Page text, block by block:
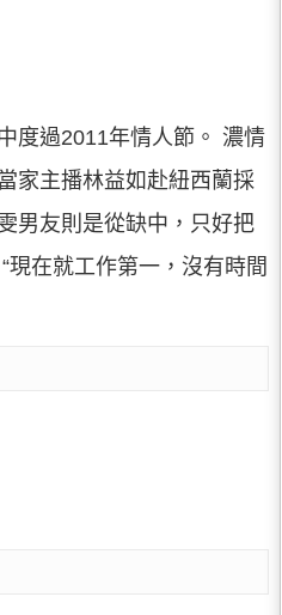
度過2011年情人節。 濃情
家主播林益如赴紐西蘭採
男友則是從缺中，只好把
現在就工作第一，沒有時間